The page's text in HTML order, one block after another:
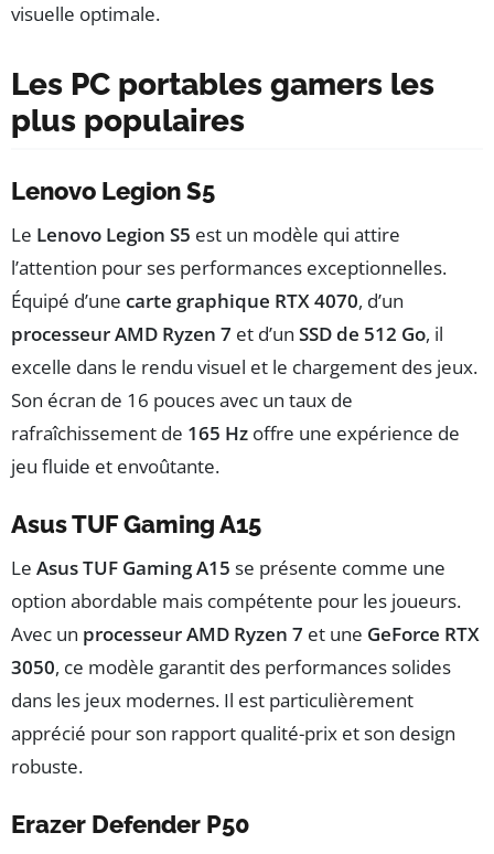
visuelle optimale.
Les PC portables gamers les
plus populaires
Lenovo Legion S5
Le Lenovo Legion S5 est un modèle qui attire
l’attention pour ses performances exceptionnelles.
Équipé d’une carte graphique RTX 4070, d’un
processeur AMD Ryzen 7 et d’un SSD de 512 Go, il
excelle dans le rendu visuel et le chargement des jeux.
Son écran de 16 pouces avec un taux de
rafraîchissement de 165 Hz offre une expérience de
jeu fluide et envoûtante.
Asus TUF Gaming A15
Le Asus TUF Gaming A15 se présente comme une
option abordable mais compétente pour les joueurs.
Avec un processeur AMD Ryzen 7 et une GeForce RTX
3050, ce modèle garantit des performances solides
dans les jeux modernes. Il est particulièrement
apprécié pour son rapport qualité-prix et son design
robuste.
Erazer Defender P50